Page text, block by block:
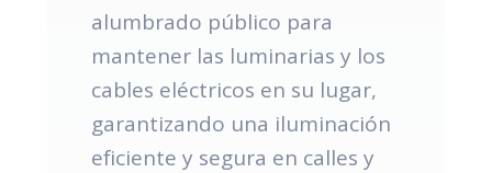
alumbrado público para
mantener las luminarias y los
cables eléctricos en su lugar,
garantizando una iluminación
eficiente y segura en calles y